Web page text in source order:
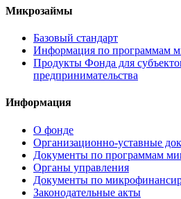
Микрозаймы
Базовый стандарт
Информация по программам
Продукты Фонда для
предпринимательства
Информация
О фонде
Организационно-уставные
Документы по программам
Органы управления
Документы по
Законодательные акты